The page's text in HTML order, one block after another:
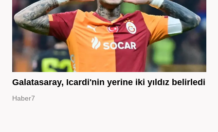
Galatasaray, Icardi'nin yerine iki yıldız belirledi
Haber7